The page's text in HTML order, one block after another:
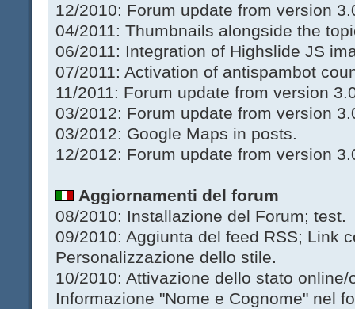
12/2010: Forum update from version
04/2011: Thumbnails alongside the
06/2011: Integration of Highslide JS
07/2011: Activation of antispambot
11/2011: Forum update from version
03/2012: Forum update from version
03/2012: Google Maps in posts.
12/2012: Forum update from version
Aggiornamenti del forum
08/2010: Installazione del Forum; test.
09/2010: Aggiunta del feed RSS; Link
Personalizzazione dello stile.
10/2010: Attivazione dello stato
Informazione "Nome e Cognome" nel